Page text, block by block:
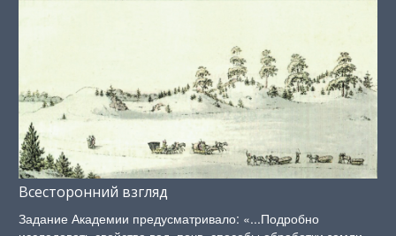
Всесторонний взгляд
Задание Академии предусматривало: «...Подробно